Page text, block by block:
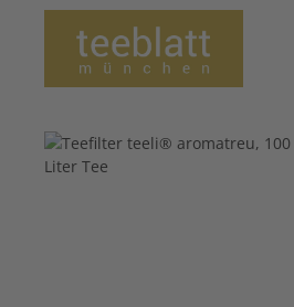
Bildergalerie überspringen